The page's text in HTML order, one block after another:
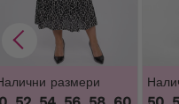
размери